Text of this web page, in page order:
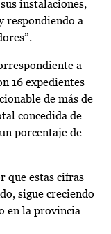
instalaciones,
respondiendo a
a
16 expedientes
de más de
concedida de
porcentaje de
que estas cifras
sigue creciendo
en la provincia